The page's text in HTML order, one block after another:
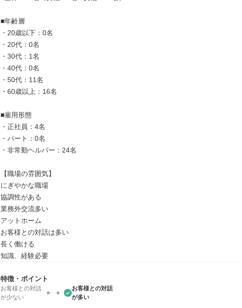
■年齢層
・20歳以下：0名
・20代：0名
・30代：1名
・40代：0名
・50代：11名
・60歳以上：16名
■雇用形態
・正社員：4名
・パート：0名
・非常勤ヘルパー：24名
【職場の雰囲気】
にぎやかな職場
協調性がある
業務外交流多い
アットホーム
お客様との対話は多い
長く働ける
知識、経験必要
特徴・ポイント
お客様との対話
が少ない
お客様との対話
が多い